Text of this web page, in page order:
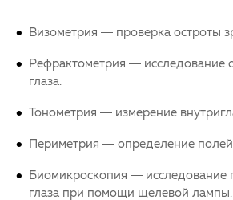
Визометрия — проверка остроты
Рефрактометрия — исследование
глаза.
Тонометрия — измерение
Периметрия — определение полей
Биомикроскопия — исследование
глаза при помощи щелевой лампы.